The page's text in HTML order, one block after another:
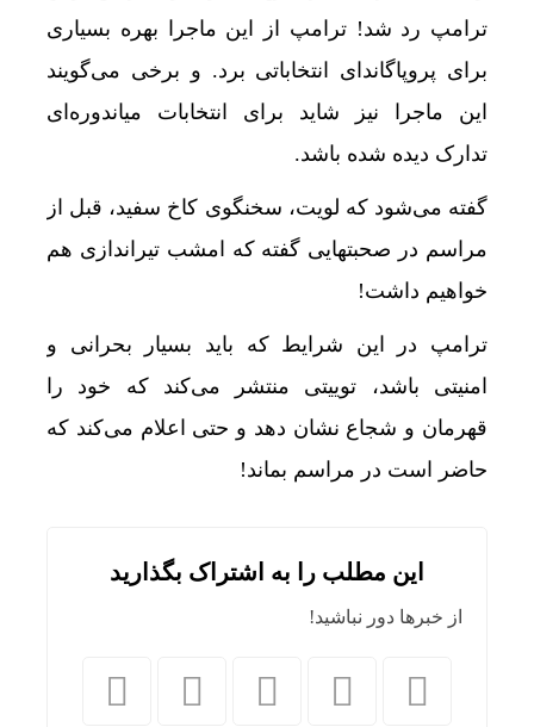
ترامپ رد شد! ترامپ از این ماجرا بهره بسیاری
برای پروپاگاندای انتخاباتی برد. و برخی می‌گویند
این ماجرا نیز شاید برای انتخابات میاندوره‌ای
تدارک دیده شده باشد.
گفته می‌شود که لویت، سخنگوی کاخ سفید، قبل از
مراسم در صحبتهایی گفته که امشب تیراندازی هم
خواهیم داشت!
ترامپ در این شرایط که باید بسیار بحرانی و
امنیتی باشد، توییتی منتشر می‌کند که خود را
قهرمان و شجاع نشان دهد و حتی اعلام می‌کند که
حاضر است در مراسم بماند!
این مطلب را به اشتراک بگذارید
از خبرها دور نباشید!